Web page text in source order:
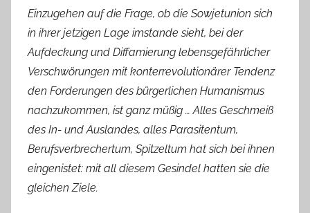
Einzugehen auf die Frage, ob die Sowjetunion sich
in ihrer jetzigen Lage imstande sieht, bei der
Aufdeckung und Diffamierung lebensgefährlicher
Verschwörungen mit konterrevolutionärer Tendenz
den Forderungen des bürgerlichen Humanismus
nachzukommen, ist ganz müßig … Alles Geschmeiß
des In- und Auslandes, alles Parasitentum,
Berufsverbrechertum, Spitzeltum hat sich bei ihnen
eingenistet: mit all diesem Gesindel hatten sie die
gleichen Ziele.